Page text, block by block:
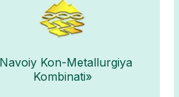
Kon-Metallurgiya
Kombinati»